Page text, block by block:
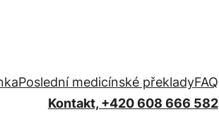
Poslední medicínské překladyFAQ
Kontakt, +420 608 666 582